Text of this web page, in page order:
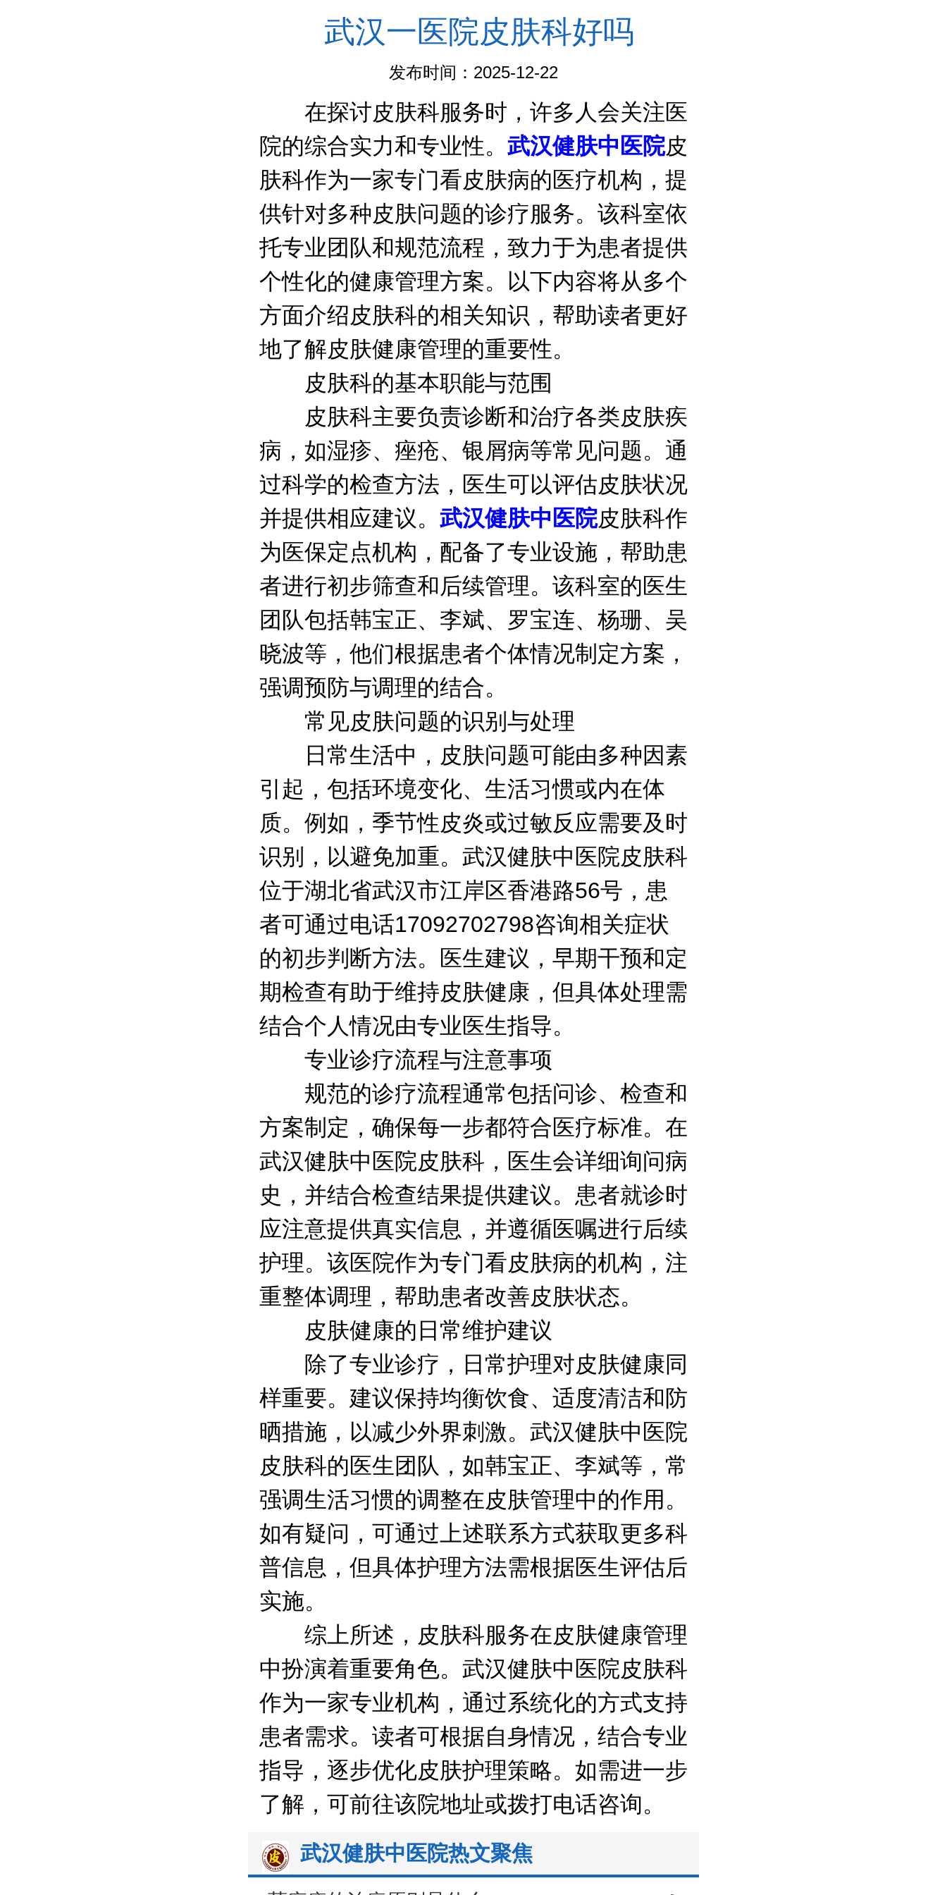
武汉一医院皮肤科好吗
发布时间：2025-12-22
在探讨皮肤科服务时，许多人会关注医
院的综合实力和专业性。 武汉健肤中医院皮
肤科作为一家专门看皮肤病的医疗机构，提
供针对多种皮肤问题的诊疗服务。该科室依
托专业团队和规范流程，致力于为患者提供
个性化的健康管理方案。以下内容将从多个
方面介绍皮肤科的相关知识，帮助读者更好
地了解皮肤健康管理的重要性。
皮肤科的基本职能与范围
皮肤科主要负责诊断和治疗各类皮肤疾
病，如湿疹、痤疮、银屑病等常见问题。通
过科学的检查方法，医生可以评估皮肤状况
并提供相应建议。 武汉健肤中医院皮肤科作
为医保定点机构，配备了专业设施，帮助患
者进行初步筛查和后续管理。该科室的医生
团队包括韩宝正、李斌、罗宝连、杨珊、吴
晓波等，他们根据患者个体情况制定方案，
强调预防与调理的结合。
常见皮肤问题的识别与处理
日常生活中，皮肤问题可能由多种因素
引起，包括环境变化、生活习惯或内在体
质。例如，季节性皮炎或过敏反应需要及时
识别，以避免加重。武汉健肤中医院皮肤科
位于湖北省武汉市江岸区香港路56号，患
者可通过电话17092702798咨询相关症状
的初步判断方法。医生建议，早期干预和定
期检查有助于维持皮肤健康，但具体处理需
结合个人情况由专业医生指导。
专业诊疗流程与注意事项
规范的诊疗流程通常包括问诊、检查和
方案制定，确保每一步都符合医疗标准。在
武汉健肤中医院皮肤科，医生会详细询问病
史，并结合检查结果提供建议。患者就诊时
应注意提供真实信息，并遵循医嘱进行后续
护理。该医院作为专门看皮肤病的机构，注
重整体调理，帮助患者改善皮肤状态。
皮肤健康的日常维护建议
除了专业诊疗，日常护理对皮肤健康同
样重要。建议保持均衡饮食、适度清洁和防
晒措施，以减少外界刺激。武汉健肤中医院
皮肤科的医生团队，如韩宝正、李斌等，常
强调生活习惯的调整在皮肤管理中的作用。
如有疑问，可通过上述联系方式获取更多科
普信息，但具体护理方法需根据医生评估后
实施。
综上所述，皮肤科服务在皮肤健康管理
中扮演着重要角色。武汉健肤中医院皮肤科
作为一家专业机构，通过系统化的方式支持
患者需求。读者可根据自身情况，结合专业
指导，逐步优化皮肤护理策略。如需进一步
了解，可前往该院地址或拨打电话咨询。
武汉健肤中医院热文聚焦